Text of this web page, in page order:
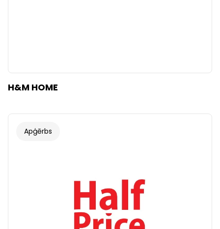
H&M HOME
Apģērbs